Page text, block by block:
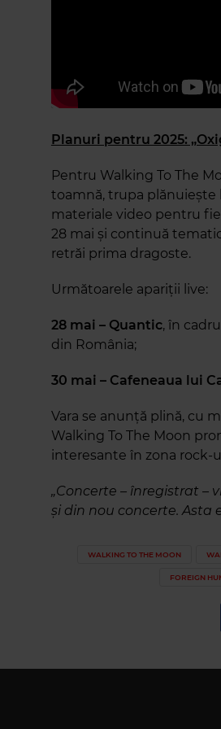
Planuri pentru 2025:
Pentru Walking To The
toamnă, trupa plănuiește
materiale video pentru
28 mai și continuă
retrăi prima dragoste.
Următoarele apariții live:
28 mai – Quantic, în
din România;
30 mai – Cafeneaua lui
Vara se anunță plină, cu
Walking To The Moon
interesante în zona rock-
„Concerte – înregistrat –
și din nou concerte. Asta
WALKING TO THE MOON
FOREIGN